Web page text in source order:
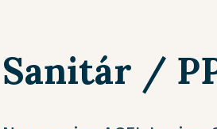
Sanitár /